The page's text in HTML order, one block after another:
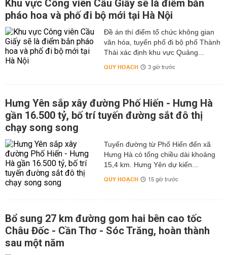
Khu vực Công viên Cầu Giấy sẽ là điểm bắn
pháo hoa và phố đi bộ mới tại Hà Nội
Đề án thí điểm tổ chức không gian
văn hóa, tuyến phố đi bộ phố Thành
Thái xác định khu vực Quảng...
QUY HOẠCH 3 giờ trước
Hưng Yên sắp xây đường Phố Hiến - Hưng Hà
gần 16.500 tỷ, bố trí tuyến đường sắt đô thị
chạy song song
Tuyến đường từ Phố Hiến đến xã
Hưng Hà có tổng chiều dài khoảng
15,4 km. Hưng Yên dự kiến...
QUY HOẠCH 15 giờ trước
Bổ sung 27 km đường gom hai bên cao tốc
Châu Đốc - Cần Thơ - Sóc Trăng, hoàn thành
sau một năm